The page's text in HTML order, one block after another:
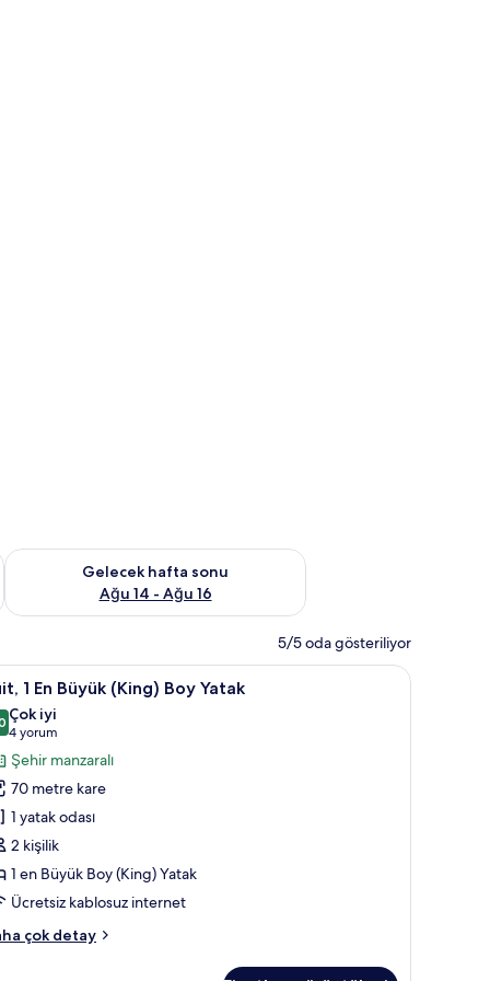
7 - Ağu 9
Gelecek hafta sonu
Ağu 14 - Ağu 16
Önümüzdeki hafta sonu için müsaitliği kontrol et Ağu 14 -
5/5 oda gösteriliyor
Süit, 1 En Büyük (King) Boy Yatak | Minibar,
4 1 En Büyük (King) Boy Yatak
/ 10
Çok iyi
4 yorum
(4
yorum)
Şehir manzaralı
70 metre kare
1 yatak odası
2 kişilik
1 en Büyük Boy (King) Yatak
Ücretsiz kablosuz internet
çok detay